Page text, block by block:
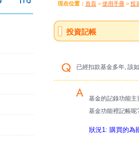
現在位置： 首頁> 使用手冊> 投
投資記帳
已經扣款基金多年, 該
基金的記錄功能主
基金功能裡記帳呢
狀況1: 購買的為